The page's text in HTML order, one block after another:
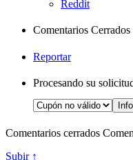
Reddit
Comentarios Cerrados
Reportar
Procesando su
Comentarios cerrados
Subir ↑